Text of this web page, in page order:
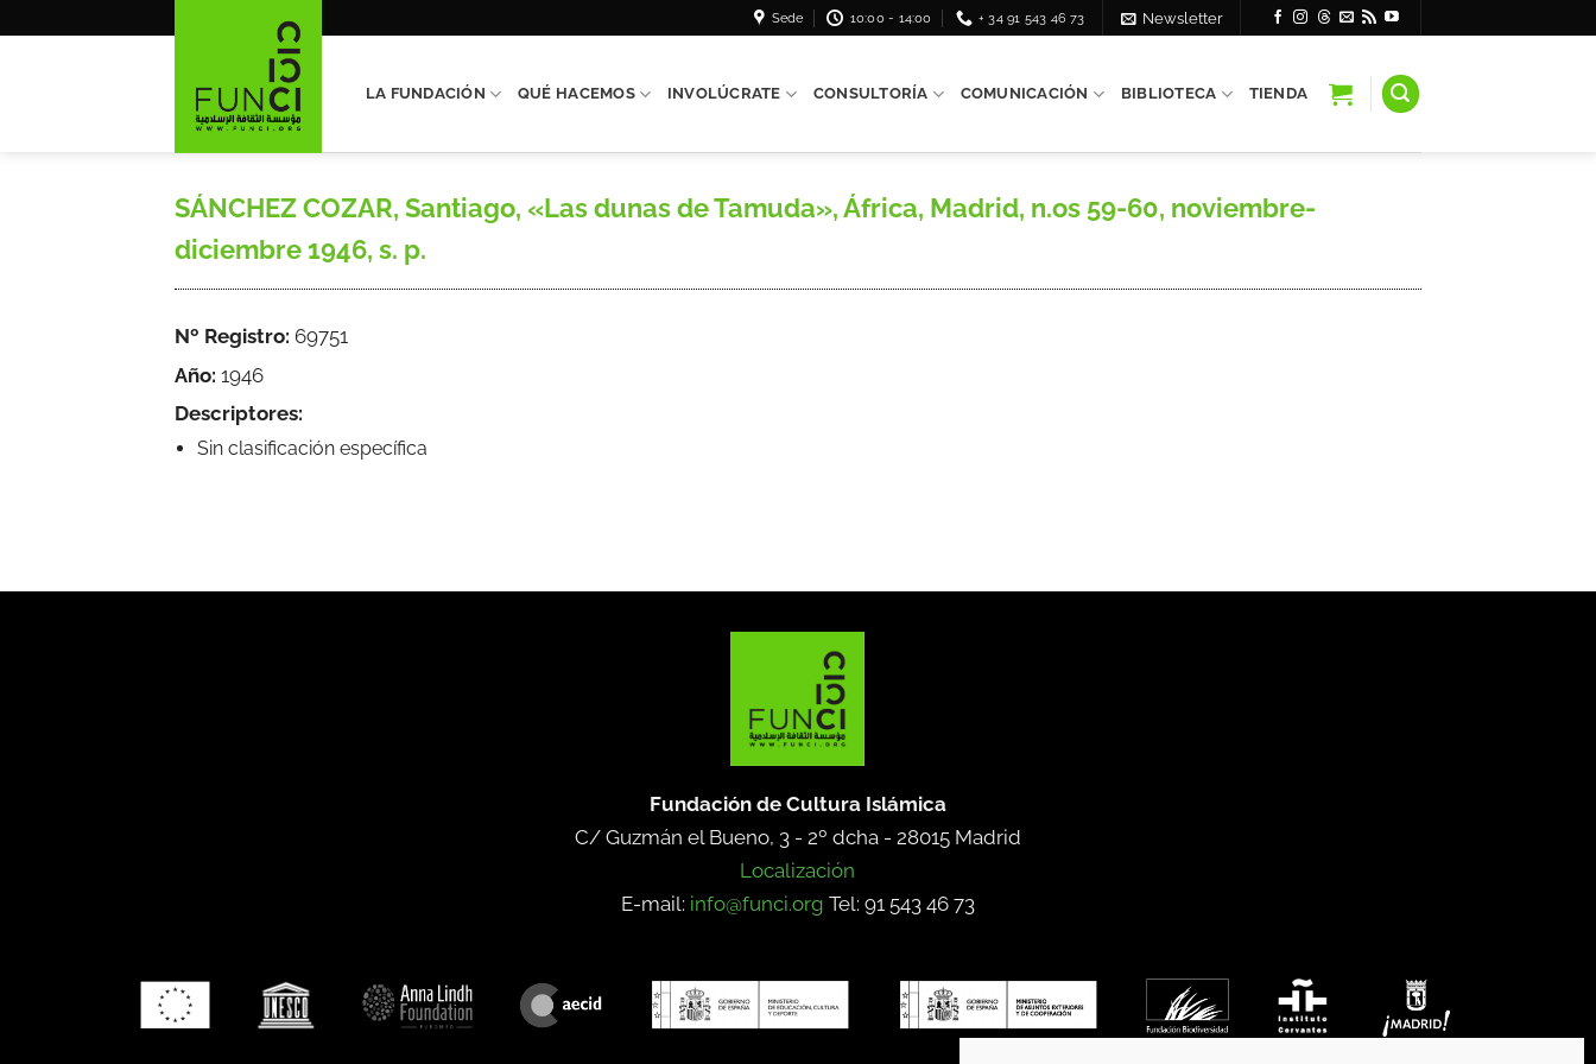
Sede 10:00 - 14:00 + 34 91 543 46 73 Newsletter
LA FUNDACIÓN QUÉ HACEMOS INVOLÚCRATE CONSULTORÍA COMUNICACIÓN BIBLIOTECA TIENDA
SÁNCHEZ COZAR, Santiago, «Las dunas de Tamuda», África, Madrid, n.os 59-60, noviembre-
diciembre 1946, s. p.
Nº Registro: 69751
Año: 1946
Descriptores:
Sin clasificación específica
Fundación de Cultura Islámica
C/ Guzmán el Bueno, 3 - 2º dcha - 28015 Madrid
Localización
E-mail: info@funci.org Tel: 91 543 46 73